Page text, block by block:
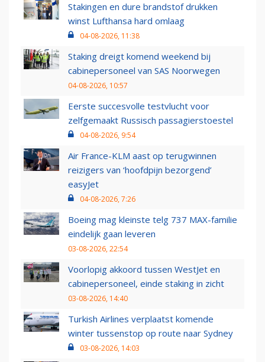
Stakingen en dure brandstof drukken
winst Lufthansa hard omlaag
04-08-2026, 11:38
Staking dreigt komend weekend bij
cabinepersoneel van SAS Noorwegen
04-08-2026, 10:57
Eerste succesvolle testvlucht voor
zelfgemaakt Russisch passagierstoestel
04-08-2026, 9:54
Air France-KLM aast op terugwinnen
reizigers van ‘hoofdpijn bezorgend’
easyJet
04-08-2026, 7:26
Boeing mag kleinste telg 737 MAX-familie
eindelijk gaan leveren
03-08-2026, 22:54
Voorlopig akkoord tussen WestJet en
cabinepersoneel, einde staking in zicht
03-08-2026, 14:40
Turkish Airlines verplaatst komende
winter tussenstop op route naar Sydney
03-08-2026, 14:03